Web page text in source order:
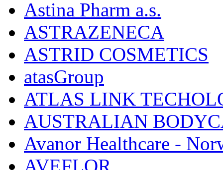
Astina Pharm a.s.
ASTRAZENECA
ASTRID COSMETICS
atasGroup
ATLAS LINK
AUSTRALIAN
Avanor Healthcare -